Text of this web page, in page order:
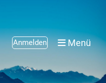
Anmelden Menü